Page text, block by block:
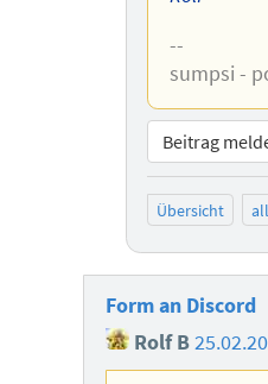
--
sumpsi -
Beitrag
Übersicht
Form an Discord
Rolf B